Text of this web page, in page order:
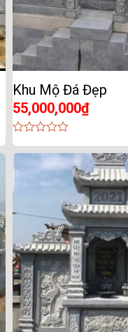
Khu Mộ Đá Đẹp
55,000,000₫
0
out
5